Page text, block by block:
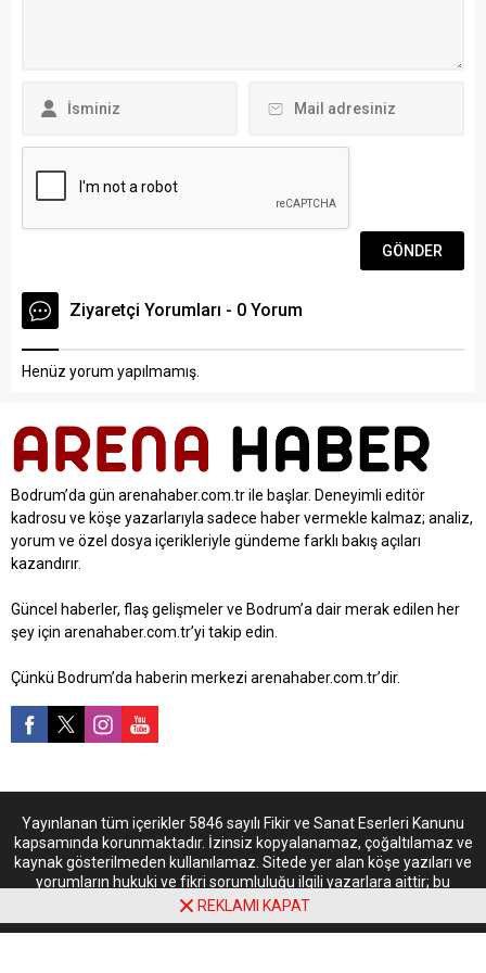
Ziyaretçi Yorumları - 0 Yorum
Henüz yorum yapılmamış.
Bodrum’da gün arenahaber.com.tr ile başlar. Deneyimli editör
kadrosu ve köşe yazarlarıyla sadece haber vermekle kalmaz; analiz,
yorum ve özel dosya içerikleriyle gündeme farklı bakış açıları
kazandırır.
Güncel haberler, flaş gelişmeler ve Bodrum’a dair merak edilen her
şey için arenahaber.com.tr’yi takip edin.
Çünkü Bodrum’da haberin merkezi arenahaber.com.tr’dir.
Yayınlanan tüm içerikler 5846 sayılı Fikir ve Sanat Eserleri Kanunu
kapsamında korunmaktadır. İzinsiz kopyalanamaz, çoğaltılamaz ve
kaynak gösterilmeden kullanılamaz. Sitede yer alan köşe yazıları ve
yorumların hukuki ve fikri sorumluluğu ilgili yazarlara aittir; bu
içerikler arenahaber.com.tr’nin kurumsal görüşünü yansıtmayabilir.
REKLAMI KAPAT